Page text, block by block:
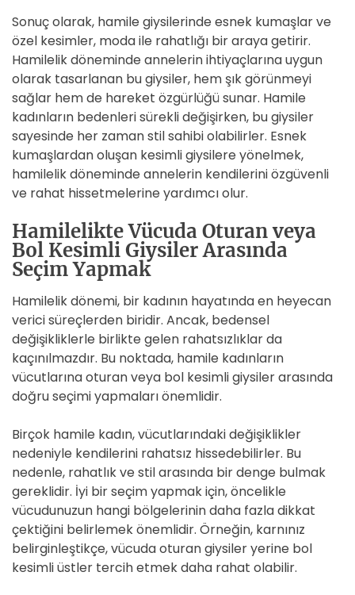
Sonuç olarak, hamile giysilerinde esnek kumaşlar ve
özel kesimler, moda ile rahatlığı bir araya getirir.
Hamilelik döneminde annelerin ihtiyaçlarına uygun
olarak tasarlanan bu giysiler, hem şık görünmeyi
sağlar hem de hareket özgürlüğü sunar. Hamile
kadınların bedenleri sürekli değişirken, bu giysiler
sayesinde her zaman stil sahibi olabilirler. Esnek
kumaşlardan oluşan kesimli giysilere yönelmek,
hamilelik döneminde annelerin kendilerini özgüvenli
ve rahat hissetmelerine yardımcı olur.
Hamilelikte Vücuda Oturan veya
Bol Kesimli Giysiler Arasında
Seçim Yapmak
Hamilelik dönemi, bir kadının hayatında en heyecan
verici süreçlerden biridir. Ancak, bedensel
değişikliklerle birlikte gelen rahatsızlıklar da
kaçınılmazdır. Bu noktada, hamile kadınların
vücutlarına oturan veya bol kesimli giysiler arasında
doğru seçimi yapmaları önemlidir.
Birçok hamile kadın, vücutlarındaki değişiklikler
nedeniyle kendilerini rahatsız hissedebilirler. Bu
nedenle, rahatlık ve stil arasında bir denge bulmak
gereklidir. İyi bir seçim yapmak için, öncelikle
vücudunuzun hangi bölgelerinin daha fazla dikkat
çektiğini belirlemek önemlidir. Örneğin, karnınız
belirginleştikçe, vücuda oturan giysiler yerine bol
kesimli üstler tercih etmek daha rahat olabilir.